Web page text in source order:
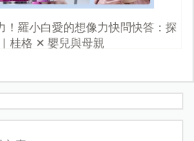
！羅小白愛的想像力快問快答：探
桂格 ✕ 嬰兒與母親